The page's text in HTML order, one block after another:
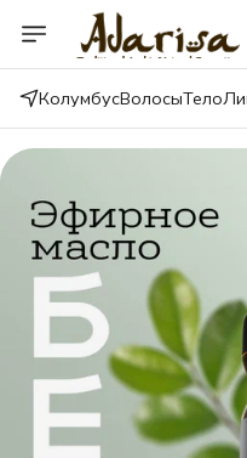
КолумбусВолосыТело